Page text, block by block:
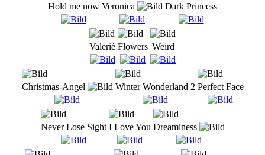
Hold me now Veronica Dark Princess
Valeriè Flowers Weird
Christmas-Angel Winter Wonderland 2 Perfect Face
Never Lose Sight I Love You Dreaminess